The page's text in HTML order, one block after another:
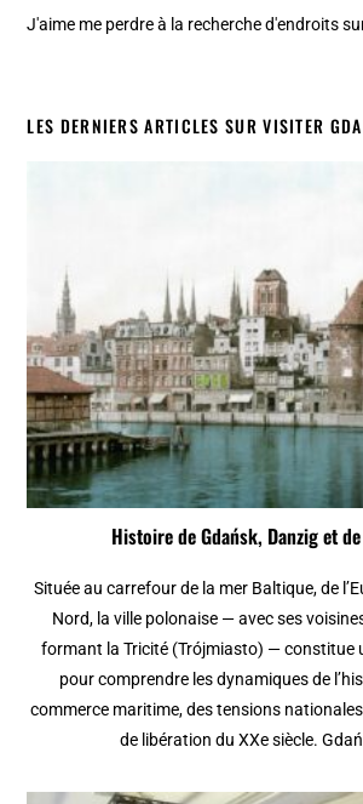
J'aime me perdre à la recherche d'endroits
LES DERNIERS ARTICLES SUR VISITER
Histoire de Gdańsk, Danzig et
Située au carrefour de la mer Baltique, de
Nord, la ville polonaise — avec ses
formant la Tricité (Trójmiasto) — constitue
pour comprendre les dynamiques de
commerce maritime, des tensions
de libération du XXe siècle.